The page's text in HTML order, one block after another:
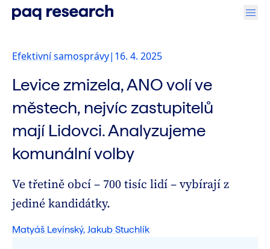
Efektivní samosprávy| 16. 4. 2025
Levice zmizela, ANO volí ve
městech, nejvíc zastupitelů
mají Lidovci. Analyzujeme
komunální volby
Ve třetině obcí – 700 tisíc lidí – vybírají z
jediné kandidátky.
Matyáš Levínský, Jakub Stuchlík